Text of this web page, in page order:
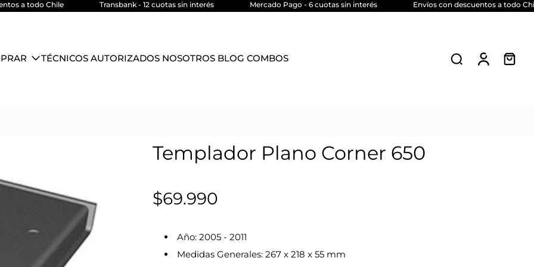
a todo Chile Transbank - 12 cuotas sin interés Mercado Pago - 6 cuotas sin interés Envíos con descuentos a todo Chile
TÉCNICOS AUTORIZADOS NOSOTROS BLOG COMBOS
Templador Plano Corner 650
$69.990
Año: 2005 - 2011
Medidas Generales: 267 x 218 x 55 mm